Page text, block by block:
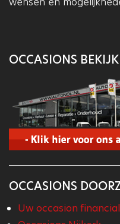
OCCASIONS
OCCASIONS
Uw occasion